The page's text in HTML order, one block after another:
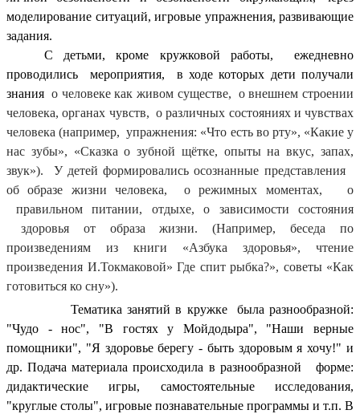
моделирование ситуаций, игровые упражнения, развивающие
задания.
С детьми, кроме кружковой работы, ежедневно
проводились мероприятия, в ходе которых дети получали
знания о человеке как живом существе, о внешнем строении
человека, органах чувств, о различных состояниях и чувствах
человека (например, упражнения: «Что есть во рту», «Какие у
нас зубы», «Сказка о зубной щётке, опыты на вкус, запах,
звук»). У детей формировались осознанные представления
об образе жизни человека, о режимных моментах, о
правильном питании, отдыхе, о зависимости состояния
здоровья от образа жизни. (Например, беседа по
произведениям из книги «Азбука здоровья», чтение
произведения И.Токмаковой» Где спит рыбка?», советы «Как
готовиться ко сну»).
Тематика занятий в кружке была разнообразной:
"Чудо - нос", "В гостях у Мойдодыра", "Наши верные
помощники", "Я здоровье берегу - быть здоровым я хочу!" и
др. Подача материала происходила в разнообразной форме:
дидактические игры, самостоятельные исследования,
"круглые столы", игровые познавательные программы и т.п. В